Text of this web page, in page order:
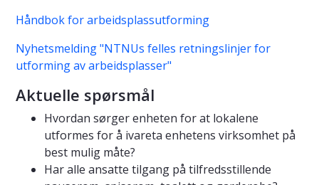
Håndbok for arbeidsplassutforming
Nyhetsmelding "NTNUs felles retningslinjer for
utforming av arbeidsplasser"
Aktuelle spørsmål
Hvordan sørger enheten for at lokalene
utformes for å ivareta enhetens virksomhet på
best mulig måte?
Har alle ansatte tilgang på tilfredsstillende